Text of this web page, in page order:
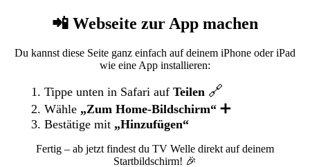
📲 Webseite zur App machen
Du kannst diese Seite ganz einfach auf deinem iPhone oder iPad
wie eine App installieren:
Tippe unten in Safari auf Teilen 🔗
Wähle „Zum Home-Bildschirm“ ➕
Bestätige mit „Hinzufügen“
Fertig – ab jetzt findest du TV Welle direkt auf deinem
Startbildschirm! 🎉